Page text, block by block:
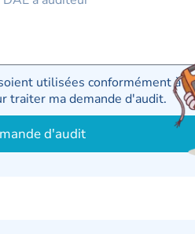
utilisées conformément à la
traiter ma demande d'audit.
d'audit